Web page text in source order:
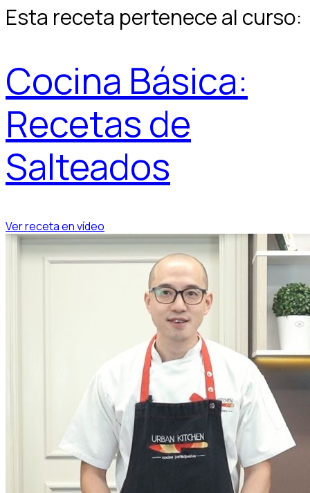
Esta receta pertenece al curso:
Cocina Básica:
Recetas de
Salteados
Ver receta en vídeo